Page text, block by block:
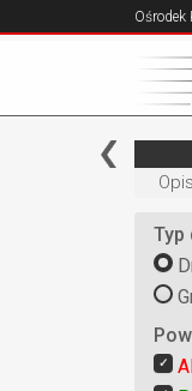
Ośrodek
Opis
Typ